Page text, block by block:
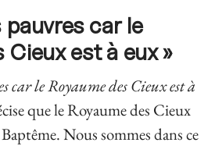
pauvres car le
Cieux est à eux »
car le Royaume des Cieux est à
que le Royaume des Cieux
Nous sommes dans ce